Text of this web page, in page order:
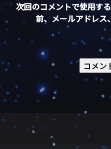
次回のコメントで使用す
前、メールアドレス